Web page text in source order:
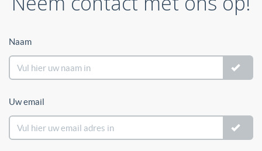
Naam
Uw email